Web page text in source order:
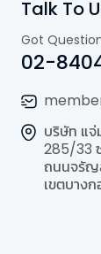
Talk To
Got
02-
บริษัท แ
285/33
ถนนจรัญ
เขตบาง